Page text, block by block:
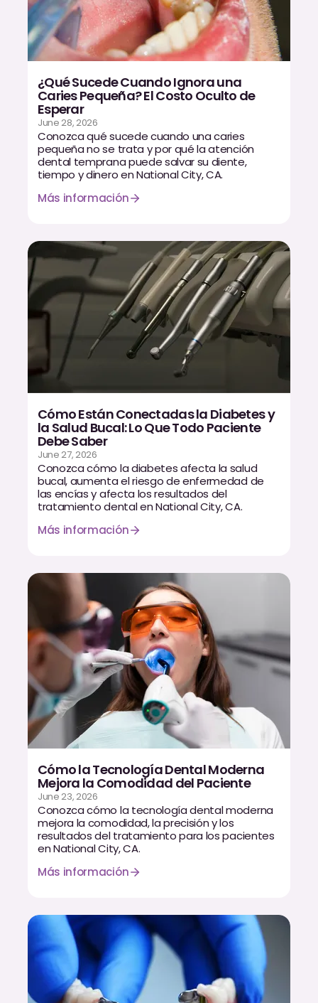
¿Qué Sucede Cuando Ignora una
Caries Pequeña? El Costo Oculto de
Esperar
June 28, 2026
Conozca qué sucede cuando una caries
pequeña no se trata y por qué la atención
dental temprana puede salvar su diente,
tiempo y dinero en National City, CA.
Más información
Cómo Están Conectadas la Diabetes y
la Salud Bucal: Lo Que Todo Paciente
Debe Saber
June 27, 2026
Conozca cómo la diabetes afecta la salud
bucal, aumenta el riesgo de enfermedad de
las encías y afecta los resultados del
tratamiento dental en National City, CA.
Más información
Cómo la Tecnología Dental Moderna
Mejora la Comodidad del Paciente
June 23, 2026
Conozca cómo la tecnología dental moderna
mejora la comodidad, la precisión y los
resultados del tratamiento para los pacientes
en National City, CA.
Más información